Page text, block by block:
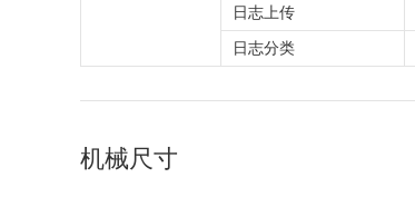
日志上传
日志分类
机械尺寸